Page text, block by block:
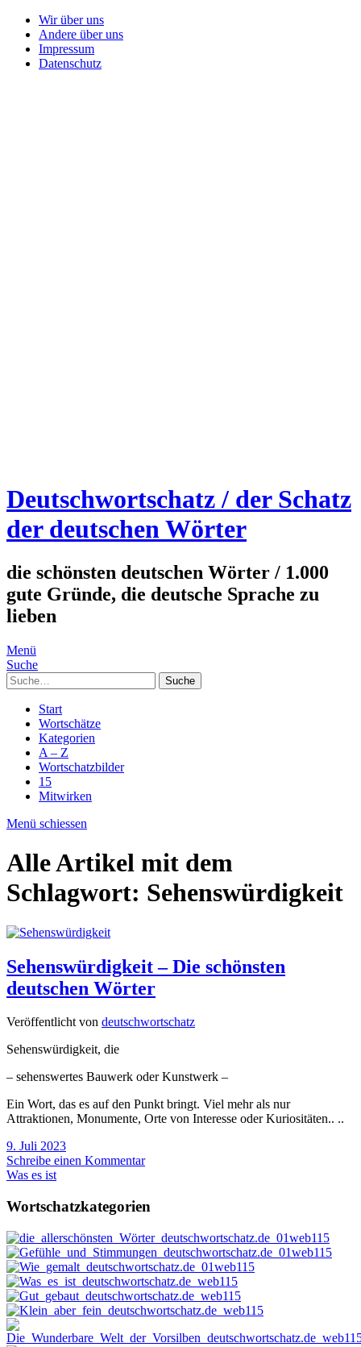
Wir über uns
Andere über uns
Impressum
Datenschutz
Deutschwortschatz / der Schatz
der deutschen Wörter
die schönsten deutschen Wörter / 1.000
gute Gründe, die deutsche Sprache zu
lieben
Menü
Suche
Suche
Start
Wortschätze
Kategorien
A – Z
Wortschatzbilder
15
Mitwirken
Menü schiessen
Alle Artikel mit dem
Schlagwort: Sehenswürdigkeit
Sehenswürdigkeit – Die schönsten
deutschen Wörter
Veröffentlicht von deutschwortschatz
Sehenswürdigkeit, die
– sehenswertes Bauwerk oder Kunstwerk –
Ein Wort, das es auf den Punkt bringt. Viel mehr als nur
Attraktionen, Monumente, Orte von Interesse oder Kuriositäten.. ..
9. Juli 2023
Schreibe einen Kommentar
Was es ist
Wortschatzkategorien